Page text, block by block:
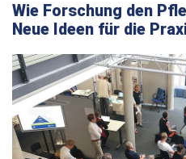
Wie Forschung den
Neue Ideen für die